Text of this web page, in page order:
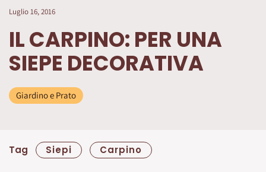
Luglio 16, 2016
IL CARPINO: PER UNA
SIEPE DECORATIVA
Giardino e Prato
Tag Siepi Carpino